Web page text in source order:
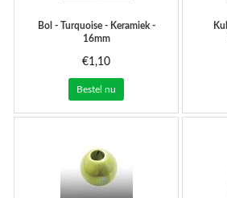
Bol - Turquoise - Keramiek -
16mm
€1,10
Bestel nu